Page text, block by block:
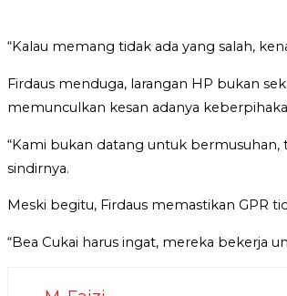
“Kalau memang tidak ada yang salah,
Firdaus menduga, larangan HP bukan
memunculkan kesan adanya
“Kami bukan datang untuk
sindirnya.
Meski begitu, Firdaus memastikan GPR
“Bea Cukai harus ingat, mereka bekerja